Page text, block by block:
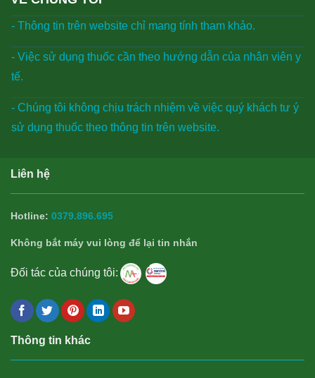
- Thông tin trên website chỉ mang tính tham khảo.
- Việc sử dụng thuốc cần theo hướng dẫn của nhân viên y
tế.
- Chúng tôi không chịu trách nhiệm về việc quý khách tư ý
sử dụng thuốc theo thông tin trên website.
Liên hệ
Hotline: 0379.896.695
Không bắt máy vui lòng để lại tin nhắn
Đối tác của chúng tôi:
Thông tin khác